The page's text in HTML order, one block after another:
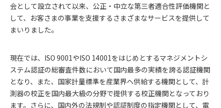
会として設立されて以来、公正・中立な第三者適合性評価機関と
して、お客さまの事業を支援するさまざまなサービスを提供して
まいりました。
現在では、ISO 9001やISO 14001をはじめとするマネジメントシ
ステム認証の総審査件数において国内最多の実績を誇る認証機関
となり、また、国家計量標準を産業界へ供給する機関として、計
測器の校正を国内最大級の分野で提供する校正機関となっており
ます。さらに、国内外の法規制や認証制度の指定機関として、電